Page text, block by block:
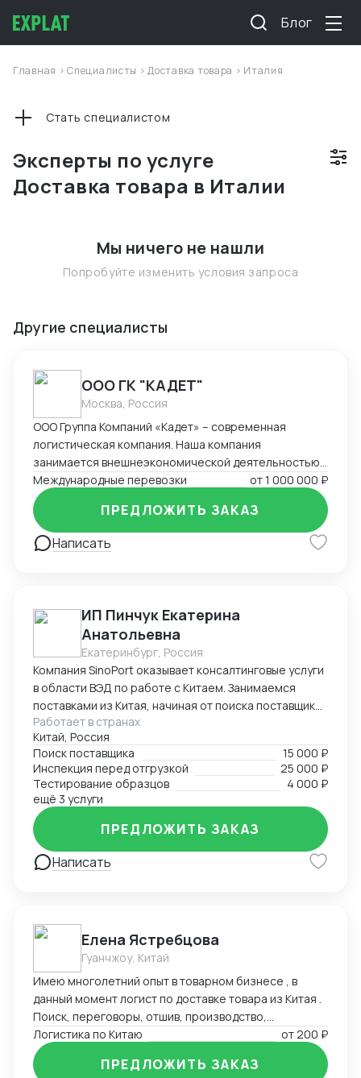
Блог
Главная >Специалисты >Доставка товара > Италия
Эксперты по услуге
Доставка товара в Италии
Стать специалистом
Мы ничего не нашли
Попробуйте изменить условия запроса
Другие специалисты
ООО ГК "КАДЕТ"
Москва, Россия
ООО Группа Компаний «Кадет» – современная
логистическая компания. Наша компания
занимается внешнеэкономической деятельностью
на протяжении 21 года. За это время компания
накопила богатый опыт в ведении внешнеторговых
сделок, организации мультимодальных
международных перевозок (авто, море, авиа, ж/д).
Наш подход – решение поставленных задач и
Международные перевозки от1 000 000 ₽
Написать
ПРЕДЛОЖИТЬ ЗАКАЗ
ИП Пинчук Екатерина
Анатольевна
Екатеринбург, Россия
Компания SinoPort оказывает консалтинговые услуги
в области ВЭД по работе с Китаем. Занимаемся
поставками из Китая, начиная от поиска поставщиков
и заканчивая отгрузками в Россию. Поможем найти
лучшего поставщика необходимого товара по
предоставленному техническому заданию.
Работаем с разными товарными группами, как с
товарами народного потребления, так и со
сложными техническими запросами по поставке и
сборке оборудования
Работает в странах
Китай, Россия
Поиск поставщика
15 000 ₽
Инспекция перед отгрузкой
25 000 ₽
Тестирование образцов
4 000 ₽
ещё 3 услуги
Написать
ПРЕДЛОЖИТЬ ЗАКАЗ
Елена Ястребцова
Гуанчжоу, Китай
Имею многолетний опыт в товарном бизнесе , в
данный момент логист по доставке товара из Китая .
Поиск, переговоры, отшив, производство,
траспортировка , аналитика товара под клиента.
Любые товары, выбор маршрутов, отсрочки
платежей , выбор способа оплаты , документация.
Логистика по Китаю от200 ₽
ПРЕДЛОЖИТЬ ЗАКАЗ